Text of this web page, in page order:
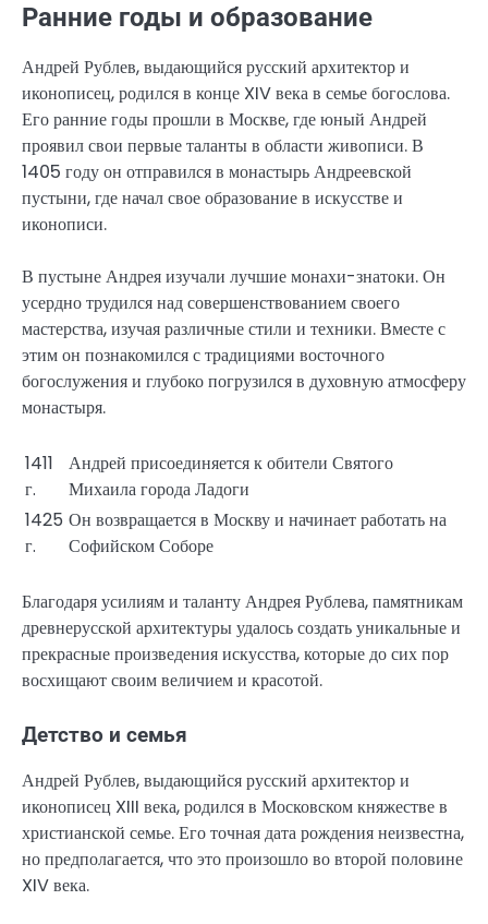
Ранние годы и образование
Андрей Рублев, выдающийся русский архитектор и
иконописец, родился в конце XIV века в семье богослова.
Его ранние годы прошли в Москве, где юный Андрей
проявил свои первые таланты в области живописи. В
1405 году он отправился в монастырь Андреевской
пустыни, где начал свое образование в искусстве и
иконописи.
В пустыне Андрея изучали лучшие монахи-знатоки. Он
усердно трудился над совершенствованием своего
мастерства, изучая различные стили и техники. Вместе с
этим он познакомился с традициями восточного
богослужения и глубоко погрузился в духовную атмосферу
монастыря.
1411
г.
Андрей присоединяется к обители Святого
Михаила города Ладоги
1425
г.
Он возвращается в Москву и начинает работать на
Софийском Соборе
Благодаря усилиям и таланту Андрея Рублева, памятникам
древнерусской архитектуры удалось создать уникальные и
прекрасные произведения искусства, которые до сих пор
восхищают своим величием и красотой.
Детство и семья
Андрей Рублев, выдающийся русский архитектор и
иконописец XIII века, родился в Московском княжестве в
христианской семье. Его точная дата рождения неизвестна,
но предполагается, что это произошло во второй половине
XIV века.